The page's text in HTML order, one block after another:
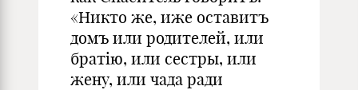
«Никто же, иже оставитъ
домъ или родителей, или
братію, или сестры, или
жену, или чада ради